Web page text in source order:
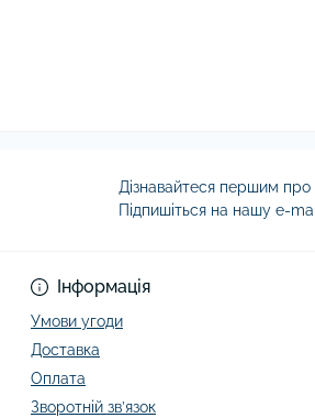
Дізнавайтеся першим про
Підпишіться на нашу e-
Інформація
Умови угоди
Доставка
Оплата
Зворотній зв’язок